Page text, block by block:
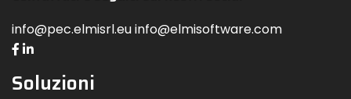
info@pec.elmisrl.eu info@elmisoftware.com
Soluzioni